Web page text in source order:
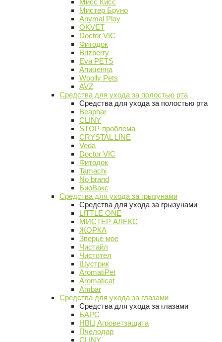
Мисс Кисс
Мистер Бруно
Anymal Play
OKVET
Doctor VIC
Фитодок
Brizberry
Eva PETS
Апиценна
Woolly Pets
AVZ
Средства для ухода за полостью рта
Средства для ухода за полостью рта
Beaphar
CLINY
STOP-проблема
CRYSTAL LINE
Veda
Doctor VIC
Фитодок
Tamachi
No brand
БиоВакс
Средства для ухода за грызунами
Средства для ухода за грызунами
LITTLE ONE
МИСТЕР АЛЕКС
ЖОРКА
Зверье мое
Чистайл
Чистотел
Шустрик
AromatiPet
Aromaticat
Ambar
Средства для ухода за глазами
Средства для ухода за глазами
БАРС
НВЦ Агроветзащита
Пчелодар
CLINY